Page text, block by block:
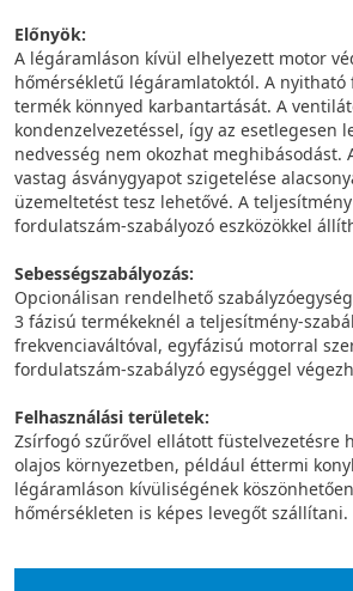
Előnyök:
A légáramláson kívül elhelyezett motor
hőmérsékletű légáramlatoktól. A nyitható
termék könnyed karbantartását. A
kondenzelvezetéssel, így az esetlegesen
nedvesség nem okozhat meghibásodást.
vastag ásványgyapot szigetelése
üzemeltetést tesz lehetővé. A
fordulatszám-szabályozó eszközökkel
Sebességszabályozás:
Opcionálisan rendelhető
3 fázisú termékeknél a teljesítmény-
frekvenciaváltóval, egyfázisú motorral
fordulatszám-szabályzó egységgel
Felhasználási területek:
Zsírfogó szűrővel ellátott füstelvezetésre
olajos környezetben, például éttermi
légáramláson kívüliségének
hőmérsékleten is képes levegőt szállítani.